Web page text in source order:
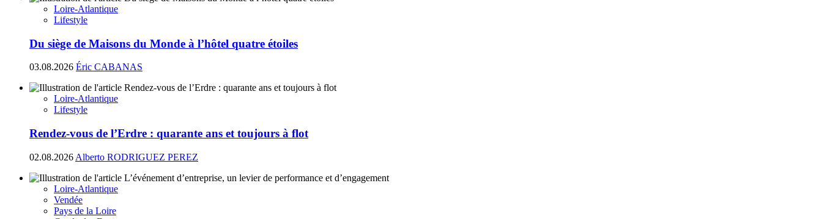
Loire-Atlantique
Lifestyle
Du siège de Maisons du Monde à l’hôtel quatre étoiles
03.08.2026 Éric CABANAS
Loire-Atlantique
Lifestyle
Rendez-vous de l’Erdre : quarante ans et toujours à flot
02.08.2026 Alberto RODRIGUEZ PEREZ
Loire-Atlantique
Vendée
Pays de la Loire